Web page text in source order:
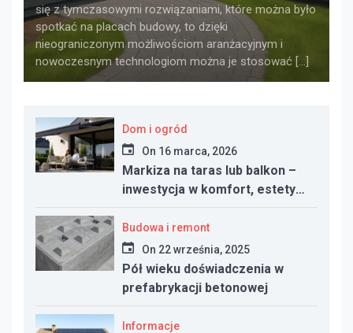
się z tymczasowymi rozwiązaniami, które można było
spotkać na placach budowy, to dzięki
nieograniczonym możliwościom aranżacyjnym i
nowoczesnym technologiom można je stosować […]
Dom i ogród
On 16 marca, 2026
Markiza na taras lub balkon –
inwestycja w komfort, estetykę
i funkcjonalność przestrzeni
Budowa i remont
On 22 września, 2025
Pół wieku doświadczenia w
prefabrykacji betonowej
Informacje